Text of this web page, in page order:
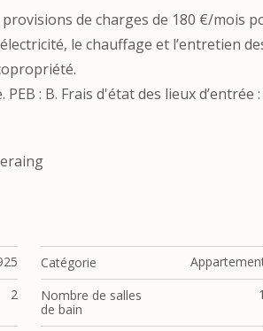
de charges de 180 €/mois
le chauffage et l’entretien
: B. Frais d'état des lieux d’entrée
Catégorie
2
Nombre de salles
de bain
1